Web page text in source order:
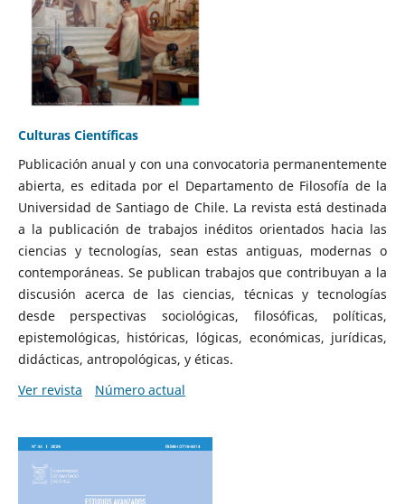
Culturas Científicas
Publicación anual y con una convocatoria permanentemente
abierta, es editada por el Departamento de Filosofía de la
Universidad de Santiago de Chile. La revista está destinada
a la publicación de trabajos inéditos orientados hacia las
ciencias y tecnologías, sean estas antiguas, modernas o
contemporáneas. Se publican trabajos que contribuyan a la
discusión acerca de las ciencias, técnicas y tecnologías
desde perspectivas sociológicas, filosóficas, políticas,
epistemológicas, históricas, lógicas, económicas, jurídicas,
didácticas, antropológicas, y éticas.
Ver revista
Número actual